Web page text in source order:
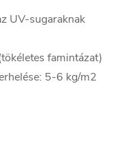
UV-sugaraknak
famintázat)
5-6 kg/m2